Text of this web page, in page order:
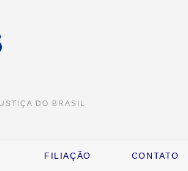
DO BRASIL
FILIAÇÃO CONTATO